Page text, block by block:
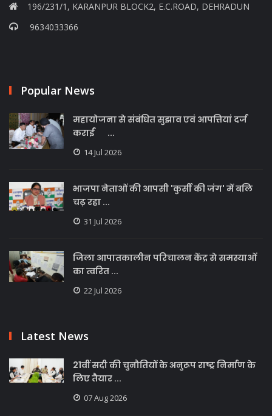
196/231/1, KARANPUR BLOCK2, E.C.ROAD, DEHRADUN
9634033366
Popular News
महायोजना से संबंधित सुझाव एवं आपत्तियां दर्ज
कराईं ...
14 Jul 2026
भाजपा नेताओं की आपसी 'कुर्सी की जंग' में बलि
चढ़ रहा ...
31 Jul 2026
जिला आपातकालीन परिचालन केंद्र से समस्याओं
का त्वरित ...
22 Jul 2026
Latest News
21वीं सदी की चुनौतियों के अनुरूप राष्ट्र निर्माण के
लिए तैयार ...
07 Aug 2026